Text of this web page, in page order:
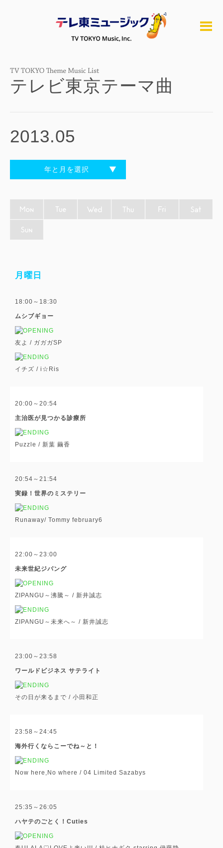
テレビ東京テーマ曲
2013.05
年と月を選択
月曜日
18:00～18:30
ムシブギョー
友よ / ガガガSP
イチズ / i☆Ris
20:00～20:54
主治医が見つかる診療所
Puzzle / 新葉 繭香
20:54～21:54
実録！世界のミステリー
Runaway/ Tommy february6
22:00～23:00
未来世紀ジパング
ZIPANGU～沸騰～ / 新井誠志
ZIPANGU～未来へ～ / 新井誠志
23:00～23:58
ワールドビジネス サテライト
その日が来るまで / 小田和正
23:58～24:45
海外行くならこーでね～と！
Now here,No where / 04 Limited Sazabys
25:35～26:05
ハヤテのごとく！Cuties